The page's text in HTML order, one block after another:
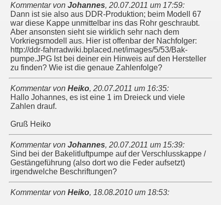
Kommentar von Johannes, 20.07.2011 um 17:59:
Dann ist sie also aus DDR-Produktion; beim Modell 67
war diese Kappe unmittelbar ins das Rohr geschraubt.
Aber ansonsten sieht sie wirklich sehr nach dem
Vorkriegsmodell aus. Hier ist offenbar der Nachfolger:
http://ddr-fahrradwiki.bplaced.net/images/5/53/Bak-
pumpe.JPG Ist bei deiner ein Hinweis auf den Hersteller
zu finden? Wie ist die genaue Zahlenfolge?
Kommentar von Heiko, 20.07.2011 um 16:35:
Hallo Johannes, es ist eine 1 im Dreieck und viele
Zahlen drauf.
Gruß Heiko
Kommentar von Johannes, 20.07.2011 um 15:39:
Sind bei der Bakelitluftpumpe auf der Verschlusskappe /
Gestängeführung (also dort wo die Feder aufsetzt)
irgendwelche Beschriftungen?
Kommentar von Heiko, 18.08.2010 um 18:53: